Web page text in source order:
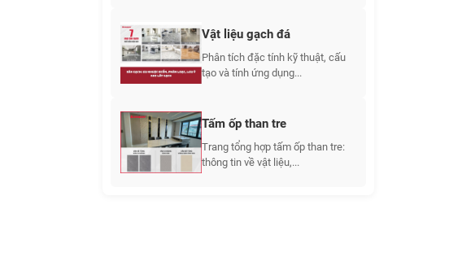
Vật liệu gạch đá
Phân tích đặc tính kỹ thuật, cấu
tạo và tính ứng dụng...
Tấm ốp than tre
Trang tổng hợp tấm ốp than tre:
thông tin về vật liệu,...